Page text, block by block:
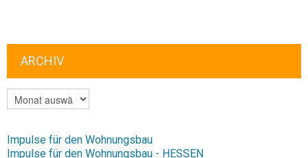
ARCHIV
ARCHIV
Impulse für den Wohnungsbau
Impulse für den Wohnungsbau - HESSEN